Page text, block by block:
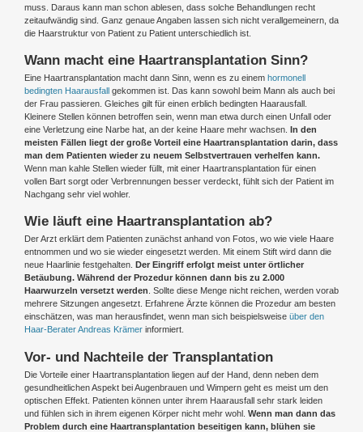
muss. Daraus kann man schon ablesen, dass solche Behandlungen recht
zeitaufwändig sind. Ganz genaue Angaben lassen sich nicht verallgemeinern, da
die Haarstruktur von Patient zu Patient unterschiedlich ist.
Wann macht eine Haartransplantation Sinn?
Eine Haartransplantation macht dann Sinn, wenn es zu einem hormonell
bedingten Haarausfall gekommen ist. Das kann sowohl beim Mann als auch bei
der Frau passieren. Gleiches gilt für einen erblich bedingten Haarausfall.
Kleinere Stellen können betroffen sein, wenn man etwa durch einen Unfall oder
eine Verletzung eine Narbe hat, an der keine Haare mehr wachsen.
In den
meisten Fällen liegt der große Vorteil eine Haartransplantation darin, dass
man dem Patienten wieder zu neuem Selbstvertrauen verhelfen kann.
Wenn man kahle Stellen wieder füllt, mit einer Haartransplantation für einen
vollen Bart sorgt oder Verbrennungen besser verdeckt, fühlt sich der Patient im
Nachgang sehr viel wohler.
Wie läuft eine Haartransplantation ab?
Der Arzt erklärt dem Patienten zunächst anhand von Fotos, wo wie viele Haare
entnommen und wo sie wieder eingesetzt werden. Mit einem Stift wird dann die
neue Haarlinie festgehalten. Der Eingriff erfolgt meist unter örtlicher
Betäubung. Während der Prozedur können dann bis zu 2.000
Haarwurzeln versetzt werden. Sollte diese Menge nicht reichen, werden vorab
mehrere Sitzungen angesetzt. Erfahrene Ärzte können die Prozedur am besten
einschätzen, was man herausfindet, wenn man sich beispielsweise über den
Haar-Berater Andreas Krämer informiert.
Vor- und Nachteile der Transplantation
Die Vorteile einer Haartransplantation liegen auf der Hand, denn neben dem
gesundheitlichen Aspekt bei Augenbrauen und Wimpern geht es meist um den
optischen Effekt. Patienten können unter ihrem Haarausfall sehr stark leiden
und fühlen sich in ihrem eigenen Körper nicht mehr wohl. Wenn man dann das
Problem durch eine Haartransplantation beseitigen kann, blühen sie